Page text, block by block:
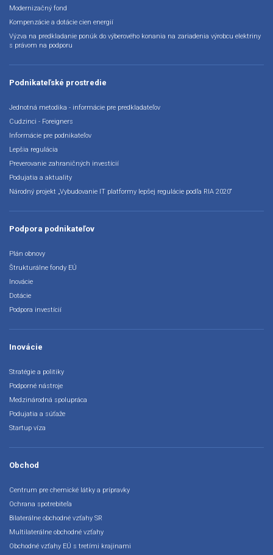
Modernizačný fond
Kompenzácie a dotácie cien energií
Výzva na predkladanie ponúk do výberového konania na zariadenia výrobcu elektriny
s právom na podporu
Podnikateľské prostredie
Jednotná metodika - informácie pre predkladateľov
Cudzinci - Foreigners
Informácie pre podnikateľov
Lepšia regulácia
Preverovanie zahraničných investícií
Podujatia a aktuality
Národný projekt „Vybudovanie IT platformy lepšej regulácie podľa RIA 2020“
Podpora podnikateľov
Plán obnovy
Štrukturálne fondy EÚ
Inovácie
Dotácie
Podpora investícií
Inovácie
Stratégie a politiky
Podporné nástroje
Medzinárodná spolupráca
Podujatia a súťaže
Startup víza
Obchod
Centrum pre chemické látky a prípravky
Ochrana spotrebiteľa
Bilaterálne obchodné vzťahy SR
Multilaterálne obchodné vzťahy
Obchodné vzťahy EÚ s tretími krajinami